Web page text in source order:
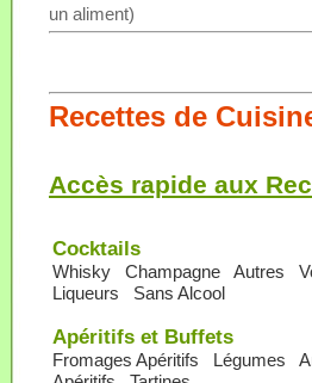
un aliment)
Recettes de
Accès rapide aux
Cocktails
Whisky Champagne Autres
Liqueurs
Sans Alcool
Apéritifs et Buffets
Fromages Apéritifs Légumes